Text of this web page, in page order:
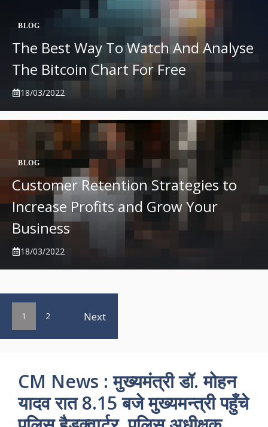
BLOG
The Best Way To Watch And Analyse
The Bitcoin Chart For Free
18/03/2022
BLOG
Customer Retention Strategies to
Increase Profits and Grow Your
Business
18/03/2022
1 2 Next
CM News : मुख्यमंत्री डॉ. मोहन
यादव रात 8.15 बजे मुख्यमन्त्री पहुँचे